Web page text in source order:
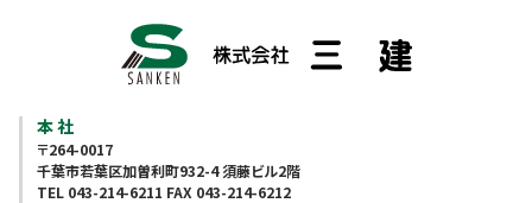
本 社
〒264-0017
千葉市若葉区加曽利町932-4 須藤ビル2階
TEL 043-214-6211 FAX 043-214-6212